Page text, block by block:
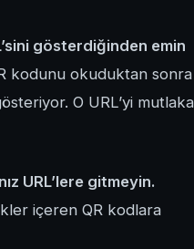
gösterdiğinden emin
kodunu okuduktan sonra
O URL’yi mutlaka
URL’lere gitmeyin.
içeren QR kodlara